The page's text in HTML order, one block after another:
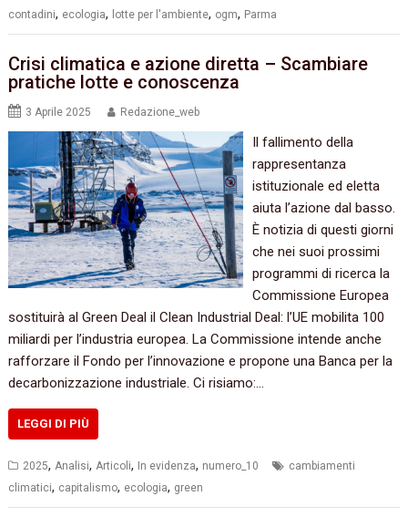
contadini, ecologia, lotte per l'ambiente, ogm, Parma
Crisi climatica e azione diretta – Scambiare
pratiche lotte e conoscenza
3 Aprile 2025 Redazione_web
Il fallimento della
rappresentanza
istituzionale ed eletta
aiuta l’azione dal basso.
È notizia di questi giorni
che nei suoi prossimi
programmi di ricerca la
Commissione Europea
sostituirà al Green Deal il Clean Industrial Deal: l’UE mobilita 100
miliardi per l’industria europea. La Commissione intende anche
rafforzare il Fondo per l’innovazione e propone una Banca per la
decarbonizzazione industriale. Ci risiamo:…
LEGGI DI PIÙ
2025,Analisi,Articoli, In evidenza, numero_10
cambiamenti
climatici, capitalismo, ecologia, green